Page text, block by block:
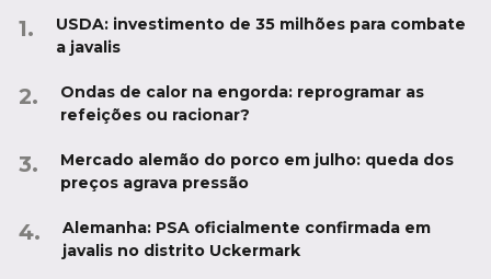
USDA: investimento de 35 milhões para combate
a javalis
Ondas de calor na engorda: reprogramar as
refeições ou racionar?
Mercado alemão do porco em julho: queda dos
preços agrava pressão
Alemanha: PSA oficialmente confirmada em
javalis no distrito Uckermark